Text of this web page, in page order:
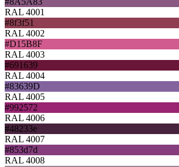
RAL 4001
#8f3f51
RAL 4002
#D15B8F
RAL 4003
#691639
RAL 4004
#83639D
RAL 4005
#992572
RAL 4006
#48233e
RAL 4007
#853d7d
RAL 4008